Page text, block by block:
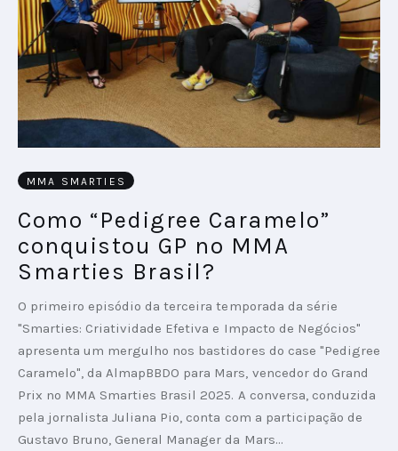
MMA SMARTIES
Como “Pedigree Caramelo”
conquistou GP no MMA
Smarties Brasil?
O primeiro episódio da terceira temporada da série
"Smarties: Criatividade Efetiva e Impacto de Negócios"
apresenta um mergulho nos bastidores do case "Pedigree
Caramelo", da AlmapBBDO para Mars, vencedor do Grand
Prix no MMA Smarties Brasil 2025. A conversa, conduzida
pela jornalista Juliana Pio, conta com a participação de
Gustavo Bruno, General Manager da Mars…